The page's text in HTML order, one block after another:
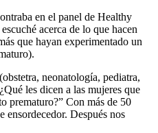
en el panel de Healthy
acerca de lo que hacen
que hayan experimentado un
neonatología, pediatra,
les dicen a las mujeres que
prematuro?” Con más de 50
ensordecedor. Después nos